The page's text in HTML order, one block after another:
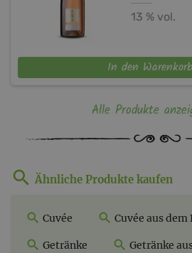
13 % vol.
In den Warenkorb
Alle Produkte
Ähnliche Produkte kaufen
Cuvée Cuvée aus
Getränke Getränke